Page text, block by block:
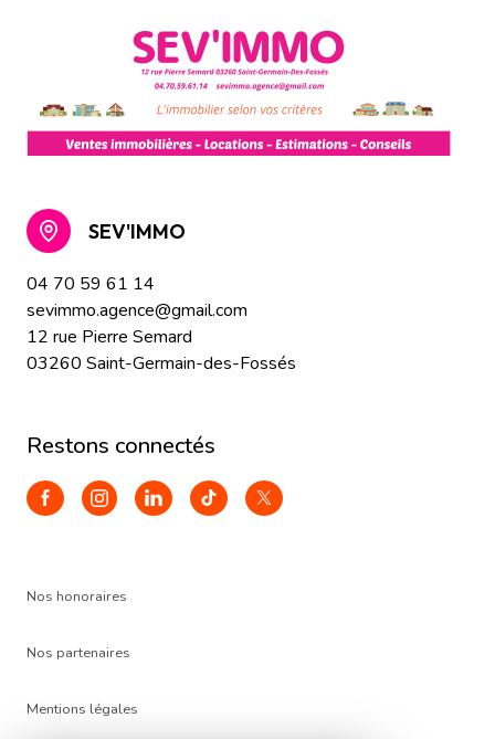
SEV'IMMO
04 70 59 61 14
sevimmo.agence@gmail.com
12 rue Pierre Semard
03260 Saint-Germain-des-Fossés
restons connectés
Nos honoraires
Nos partenaires
Mentions légales